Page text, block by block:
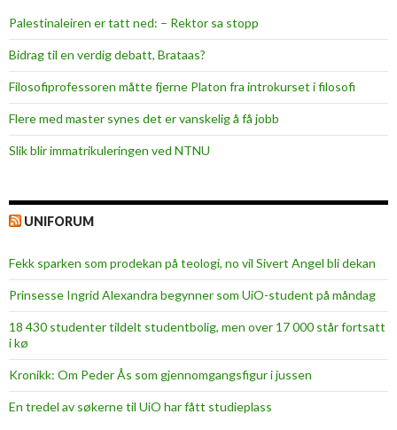
Palestinaleiren er tatt ned: – Rektor sa stopp
Bidrag til en verdig debatt, Brataas?
Filosofiprofessoren måtte fjerne Platon fra introkurset i filosofi
Flere med master synes det er vanskelig å få jobb
Slik blir immatrikuleringen ved NTNU
UNIFORUM
Fekk sparken som prodekan på teologi, no vil Sivert Angel bli dekan
Prinsesse Ingrid Alexandra begynner som UiO-student på måndag
18 430 studenter tildelt studentbolig, men over 17 000 står fortsatt
i kø
Kronikk: Om Peder Ås som gjennomgangsfigur i jussen
En tredel av søkerne til UiO har fått studieplass